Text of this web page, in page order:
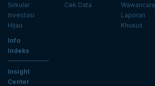
Sirkular
Investasi
Hijau
Cek Data
Wawancara
Laporan
Khusus
Info
Indeks
Insight
Center